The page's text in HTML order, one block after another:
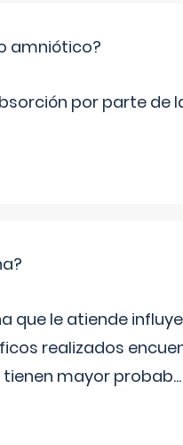
amniótico?
por parte de
que le atiende
realizados
mayor probab...